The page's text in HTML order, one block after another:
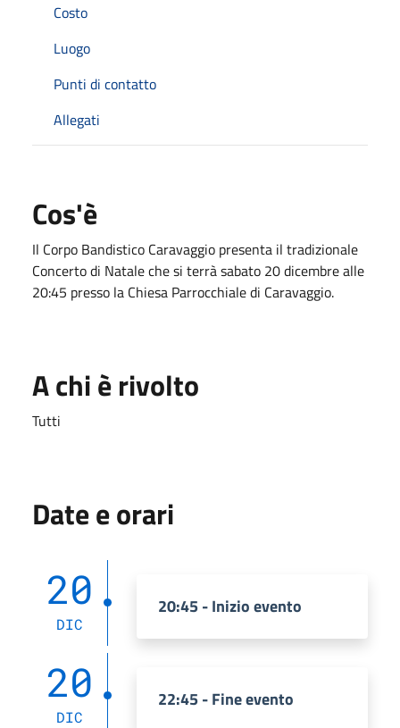
Costo
Luogo
Punti di contatto
Allegati
Cos'è
Il Corpo Bandistico Caravaggio presenta il tradizionale
Concerto di Natale che si terrà sabato 20 dicembre alle
20:45 presso la Chiesa Parrocchiale di Caravaggio.
A chi è rivolto
Tutti
Date e orari
20
DIC
20:45 - Inizio evento
20
DIC
22:45 - Fine evento